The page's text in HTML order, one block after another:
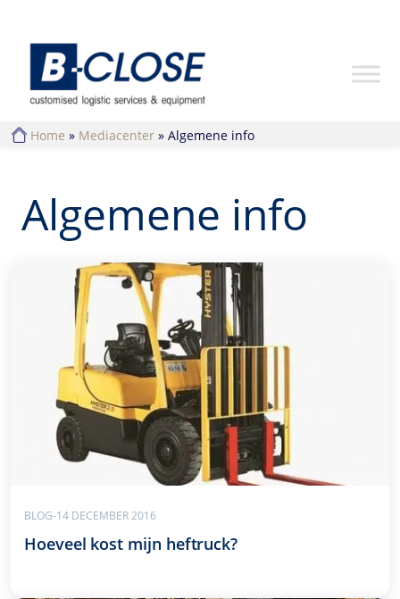
Home » Mediacenter » Algemene info
Algemene info
BLOG-14 DECEMBER 2016
Hoeveel kost mijn heftruck?